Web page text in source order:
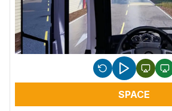
SPACE